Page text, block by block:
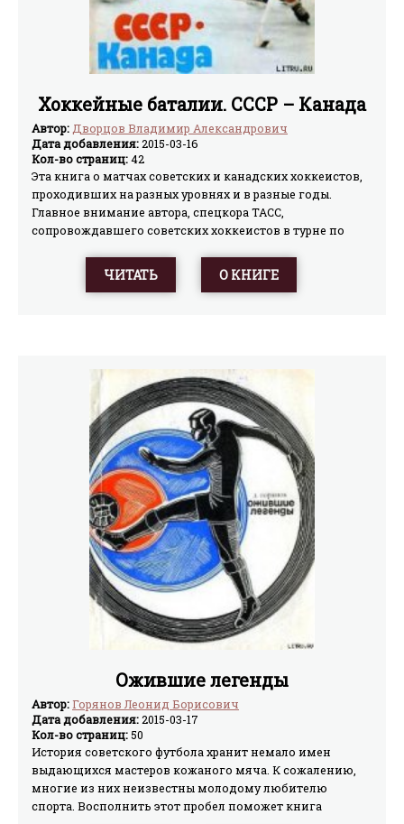
Хоккейные баталии. СССР – Канада
Автор:Дворцов Владимир Александрович
Дата добавления:2015-03-16
Кол-во страниц:42
Эта книга о матчах советских и канадских хоккеистов,
проходивших на разных уровнях и в разные годы.
Главное внимание автора, спецкора ТАСС,
сопровождавшего советских хоккеистов в турне по
ЧИТАТЬ О КНИГЕ
Ожившие легенды
Автор:Горянов Леонид Борисович
Дата добавления:2015-03-17
Кол-во страниц: 50
История советского футбола хранит немало имен
выдающихся мастеров кожаного мяча. К сожалению,
многие из них неизвестны молодому любителю
спорта. Восполнить этот пробел поможет книга